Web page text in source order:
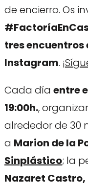
de encierro. Os
tres encuentros
Instagram. ¡
Cada día entre
19:00h.,
alrededor de 30
a Marion de la
Sinplástico; la
Nazaret